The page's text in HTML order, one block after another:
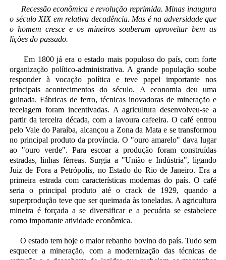
Recessão econômica e revolução reprimida. Minas inaugura
o século XIX em relativa decadência. Mas é na adversidade que
o homem cresce e os mineiros souberam aproveitar bem as
lições do passado.
Em 1800 já era o estado mais populoso do país, com forte
organização político-administrativa. A grande população soube
responder à vocação política e teve papel importante nos
principais acontecimentos do século. A economia deu uma
guinada. Fábricas de ferro, técnicas inovadoras de mineração e
tecelagem foram incentivadas. A agricultura desenvolveu-se a
partir da terceira década, com a lavoura cafeeira. O café entrou
pelo Vale do Paraíba, alcançou a Zona da Mata e se transformou
no principal produto da província. O "ouro amarelo" dava lugar
ao "ouro verde". Para escoar a produção foram construídas
estradas, linhas férreas. Surgia a "União e Indústria", ligando
Juiz de Fora a Petrópolis, no Estado do Rio de Janeiro. Era a
primeira estrada com características modernas do país. O café
seria o principal produto até o crack de 1929, quando a
superprodução teve que ser queimada às toneladas. A agricultura
mineira é forçada a se diversificar e a pecuária se estabelece
como importante atividade econômica.
O estado tem hoje o maior rebanho bovino do país. Tudo sem
esquecer a mineração, com a modernização das técnicas de